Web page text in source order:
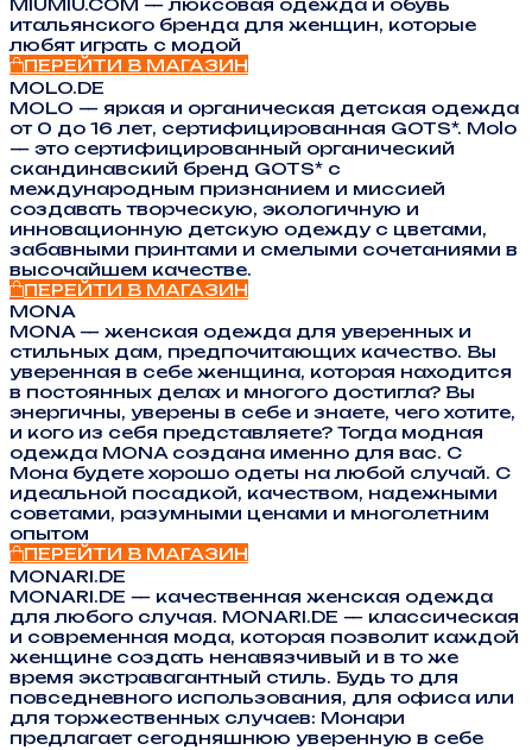
MIUMIU.COM — люксовая одежда и обувь
итальянского бренда для женщин, которые
любят играть с модой
ПЕРЕЙТИ В МАГАЗИН
MOLO.DE
MOLO — яркая и органическая детская одежда
от 0 до 16 лет, сертифицированная GOTS*. Molo
— это сертифицированный органический
скандинавский бренд GOTS* с
международным признанием и миссией
создавать творческую, экологичную и
инновационную детскую одежду с цветами,
забавными принтами и смелыми сочетаниями в
высочайшем качестве.
ПЕРЕЙТИ В МАГАЗИН
MONA
MONA — женская одежда для уверенных и
стильных дам, предпочитающих качество. Вы
уверенная в себе женщина, которая находится
в постоянных делах и многого достигла? Вы
энергичны, уверены в себе и знаете, чего хотите,
и кого из себя представляете? Тогда модная
одежда MONA создана именно для вас. С
Мона будете хорошо одеты на любой случай. С
идеальной посадкой, качеством, надежными
советами, разумными ценами и многолетним
опытом
ПЕРЕЙТИ В МАГАЗИН
MONARI.DE
MONARI.DE — качественная женская одежда
для любого случая. MONARI.DE — классическая
и современная мода, которая позволит каждой
женщине создать ненавязчивый и в то же
время экстравагантный стиль. Будь то для
повседневного использования, для офиса или
для торжественных случаев: Монари
предлагает сегодняшнюю уверенную в себе